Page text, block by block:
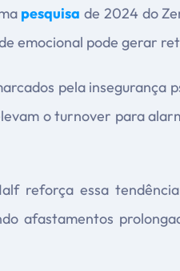
pesquisa de 2024 do
emocional pode gerar
pela
o turnover para
reforça essa
afastamentos